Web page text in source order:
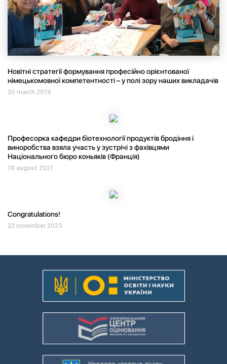
Новітні стратегії формування професійно орієнтованої
німецькомовної компетентності – у полі зору наших викладачів
20 march 2019
Професорка кафедри біотехнології продуктів бродіння і
виноробства взяла участь у зустрічі з фахівцями
Національного бюро коньяків (Франція)
18 august 2021
Congratulations!
22 november 2023